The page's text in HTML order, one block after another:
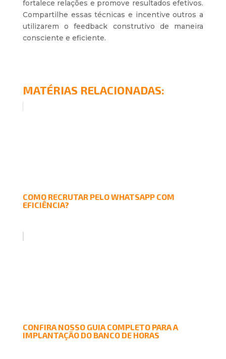
fortalece relações e promove resultados efetivos.
Compartilhe essas técnicas e incentive outros a
utilizarem o feedback construtivo de maneira
consciente e eficiente.
MATÉRIAS RELACIONADAS:
COMO RECRUTAR PELO WHATSAPP COM
EFICIÊNCIA?
CONFIRA NOSSO GUIA COMPLETO PARA A
IMPLANTAÇÃO DO BANCO DE HORAS